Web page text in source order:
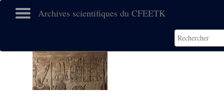
Archives scientifiques du CFEETK